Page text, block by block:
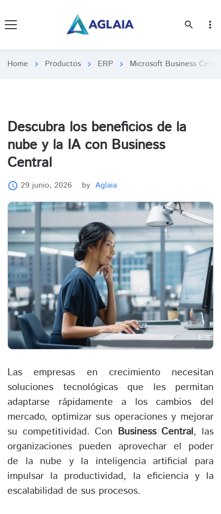
search more_vert
Home chevron_right Productos chevron_right ERP chevron_right Microsoft Business
Descubra los beneficios de la
nube y la IA con Business
Central
access_time 29 junio, 2026 by Aglaia
Las empresas en crecimiento necesitan
soluciones tecnológicas que les permitan
adaptarse rápidamente a los cambios del
mercado, optimizar sus operaciones y mejorar
su competitividad. Con Business Central, las
organizaciones pueden aprovechar el poder
de la nube y la inteligencia artificial para
impulsar la productividad, la eficiencia y la
escalabilidad de sus procesos.